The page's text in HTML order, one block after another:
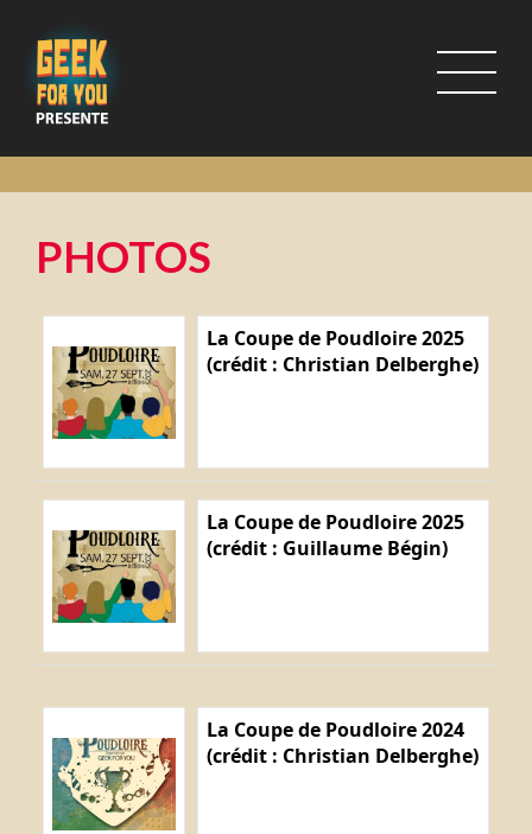
PHOTOS
La Coupe de Poudloire 2025
(crédit : Christian Delberghe)
La Coupe de Poudloire 2025
(crédit : Guillaume Bégin)
La Coupe de Poudloire 2024
(crédit : Christian Delberghe)